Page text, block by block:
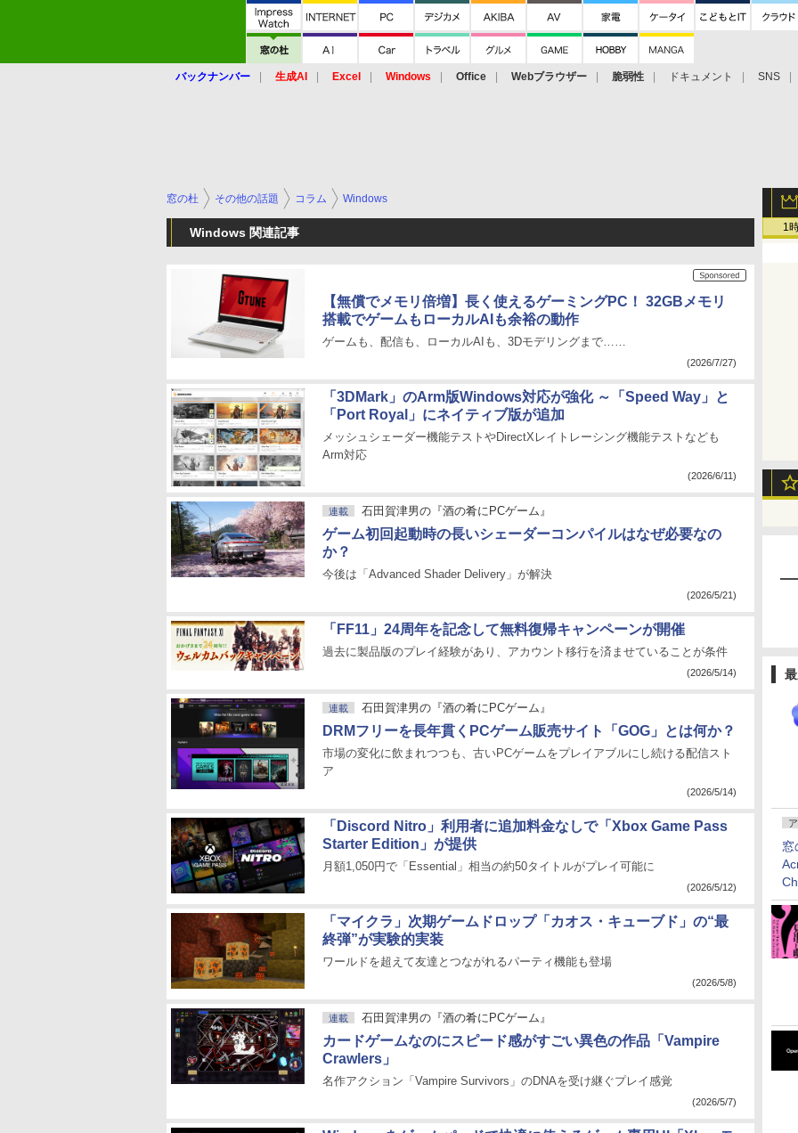
バックナンバー 生成AI Excel Windows Office Webブラウザー 脆弱性 ドキュメント SNS
1
窓の杜 その他の話題 コラム Windows
Windows 関連記事
【無償でメモリ倍増】長く使えるゲーミングPC！ 32GBメモリ
搭載でゲームもローカルAIも余裕の動作
ゲームも、配信も、ローカルAIも、3Dモデリングまで……
(2026/7/27)
「3DMark」のArm版Windows対応が強化 ～「Speed Way」と
「Port Royal」にネイティブ版が追加
メッシュシェーダー機能テストやDirectXレイトレーシング機能テストなども
Arm対応
(2026/6/11)
連載 石田賀津男の『酒の肴にPCゲーム』
ゲーム初回起動時の長いシェーダーコンパイルはなぜ必要なの
か？
今後は「Advanced Shader Delivery」が解決
(2026/5/21)
「FF11」24周年を記念して無料復帰キャンペーンが開催
過去に製品版のプレイ経験があり、アカウント移行を済ませていることが条件
(2026/5/14)
連載 石田賀津男の『酒の肴にPCゲーム』
DRMフリーを長年貫くPCゲーム販売サイト「GOG」とは何か？
市場の変化に飲まれつつも、古いPCゲームをプレイアブルにし続ける配信スト
ア
(2026/5/14)
「Discord Nitro」利用者に追加料金なしで「Xbox Game Pass
Starter Edition」が提供
月額1,050円で「Essential」相当の約50タイトルがプレイ可能に
(2026/5/12)
「マイクラ」次期ゲームドロップ「カオス・キューブド」の“最
終弾”が実験的実装
ワールドを超えて友達とつながれるパーティ機能も登場
(2026/5/8)
連載 石田賀津男の『酒の肴にPCゲーム』
カードゲームなのにスピード感がすごい異色の作品「Vampire
Crawlers」
名作アクション「Vampire Survivors」のDNAを受け継ぐプレイ感覚
(2026/5/7)